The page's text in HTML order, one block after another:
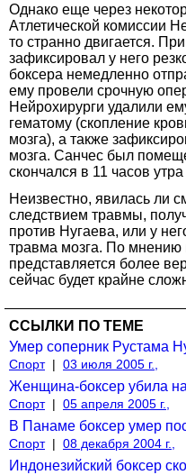
Однако еще через
Атлетической комиссии
то странно двигается.
зафиксировал у него
боксера немедленно
ему провели срочную
Нейрохирурги удалили
гематому (скопление
мозга), а также
мозга. Санчес был
скончался в 11 часов
Неизвестно, явилась ли
следствием травмы,
против Нугаева, или у
травма мозга. По мнению
представляется более
сейчас будет крайне
ССЫЛКИ ПО ТЕМЕ
Умер соперник Рустама
Спорт | 03 июля 2005 г.,
Женщина-боксер убила
Спорт | 05 апреля 2005 г.,
В Панаме боксер умер
Спорт | 08 декабря 2004 г.,
Индонезийский боксер